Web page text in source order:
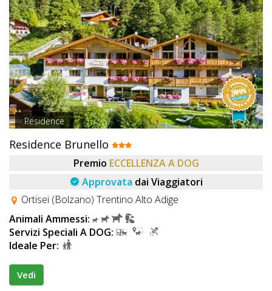
Residence
Residence Brunello
Premio ECCELLENZA A DOG
Approvata dai Viaggiatori
Ortisei (Bolzano) Trentino Alto Adige
Animali Ammessi:
Servizi Speciali A DOG:
Ideale Per:
Vedi